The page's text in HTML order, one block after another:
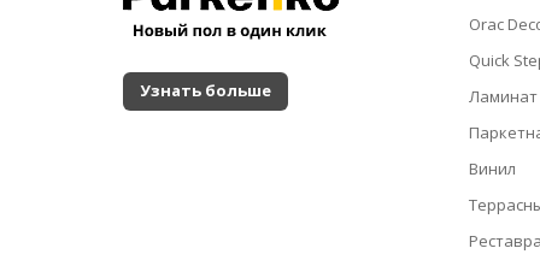
Узнать больше
Orac
Quick
Ламинат
Винил